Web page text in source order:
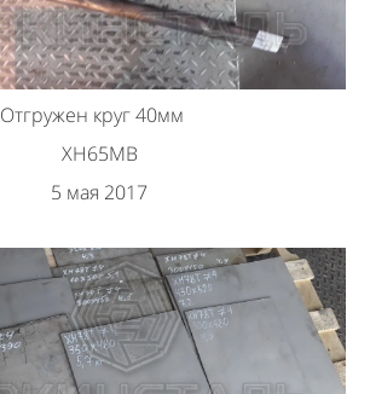
Отгружен круг 40мм
ХН65МВ
5 мая 2017